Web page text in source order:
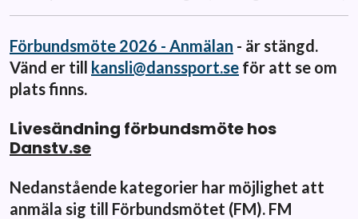
Förbundsmöte 2026 - Anmälan - är stängd.
Vänd er till kansli@danssport.se för att se om
plats finns.
Livesändning förbundsmöte hos
Danstv.se
Nedanstående kategorier har möjlighet att
anmäla sig till Förbundsmötet (FM). FM